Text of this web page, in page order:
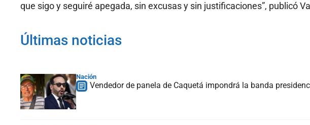
que sigo y seguiré apegada, sin excusas y sin justificaciones”, publicó
Últimas noticias
Nación
Vendedor de panela de Caquetá impondrá la banda